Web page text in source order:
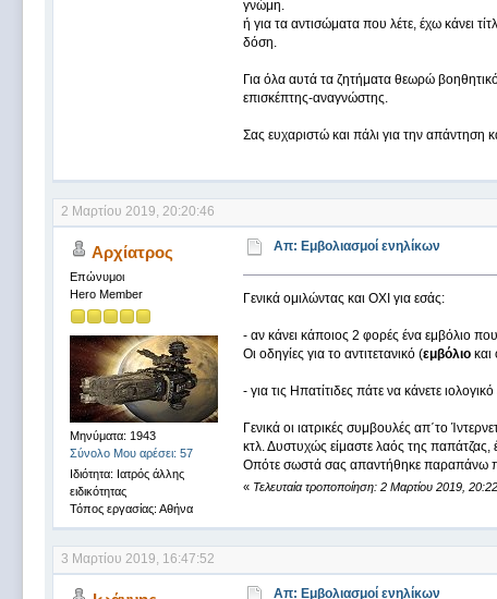
γνώμη.
ή για τα αντισώματα που λέτε, έχω κάνει
δόση.
Για όλα αυτά τα ζητήματα θεωρώ
επισκέπτης-αναγνώστης.
Σας ευχαριστώ και πάλι για την απάντηση
2 Μαρτίου 2019, 20:20:46
Αρχίατρος
Επώνυμοι
Hero Member
Μηνύματα: 1943
Σύνολο Μου αρέσει: 57
Ιδιότητα: Ιατρός άλλης
ειδικότητας
Τόπος εργασίας: Αθήνα
Απ: Εμβολιασμοί ενηλίκων
Γενικά ομιλώντας και ΟΧΙ για εσάς:
- αν κάνει κάποιος 2 φορές ένα εμβόλιο
Οι οδηγίες για το αντιτετανικό (εμβόλιοκαι
- για τις Ηπατίτιδες πάτε να κάνετε
Γενικά οι ιατρικές συμβουλές απ΄το
κτλ. Δυστυχώς είμαστε λαός της παπάτζας,
Οπότε σωστά σας απαντήθηκε παραπάνω
« Τελευταία τροποποίηση: 2 Μαρτίου 2019,
3 Μαρτίου 2019, 16:47:52
Απ: Εμβολιασμοί ενηλίκων